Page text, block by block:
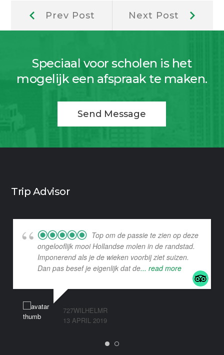
Berichtnavigatie
Prev Post Next Post Post:
Speciaal voor scholen is het
mogelijk een afspraak te maken.
Send Message
Trip Advisor
Top om de passie te zien op deze
ongelooflijk mooi Hollandse molen in de randstad.
Imponerend als je de wieken voorbij ziet suizen.
Dan pas besef je eigenlijk dat de... read more
727WILHELMR
13 APRIL 2019